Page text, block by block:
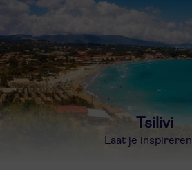
Tsilivi
Laat je inspireren